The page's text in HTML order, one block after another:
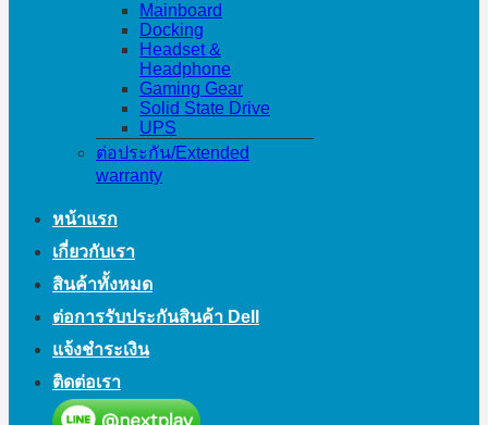
Mainboard
Docking
Headset &
Headphone
Gaming Gear
Solid State Drive
UPS
ต่อประกัน/Extended
warranty
หน้าแรก
เกี่ยวกับเรา
สินค้าทั้งหมด
ต่อการรับประกันสินค้า Dell
แจ้งชำระเงิน
ติดต่อเรา